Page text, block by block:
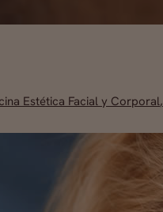
Estética Facial y Corporal,